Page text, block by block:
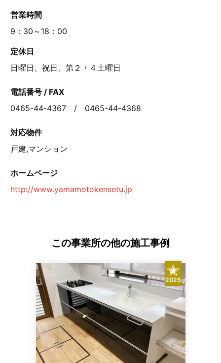
営業時間
9：30～18：00
定休日
日曜日、祝日、第２・４土曜日
電話番号 / FAX
0465-44-4367 / 0465-44-4368
対応物件
戸建,マンション
ホームページ
http://www.yamamotokensetu.jp
この事業所の他の施工事例
2025